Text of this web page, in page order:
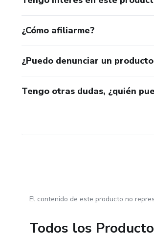
¿Cómo afiliarme?
¿Puedo denunciar un
Tengo otras dudas, ¿quién
El contenido de este producto no
Todos los